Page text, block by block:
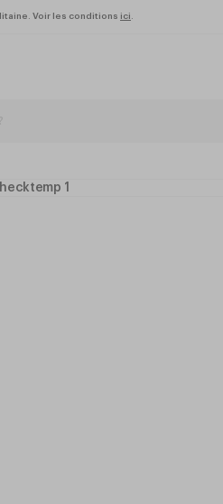
Voir les conditions ici .